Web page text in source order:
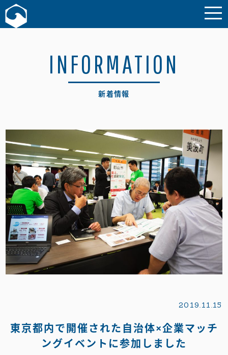
お問い合わせ
INFORMATION
新着情報
2019.11.15
東京都内で開催された自治体×企業マッチ
ングイベントに参加しました